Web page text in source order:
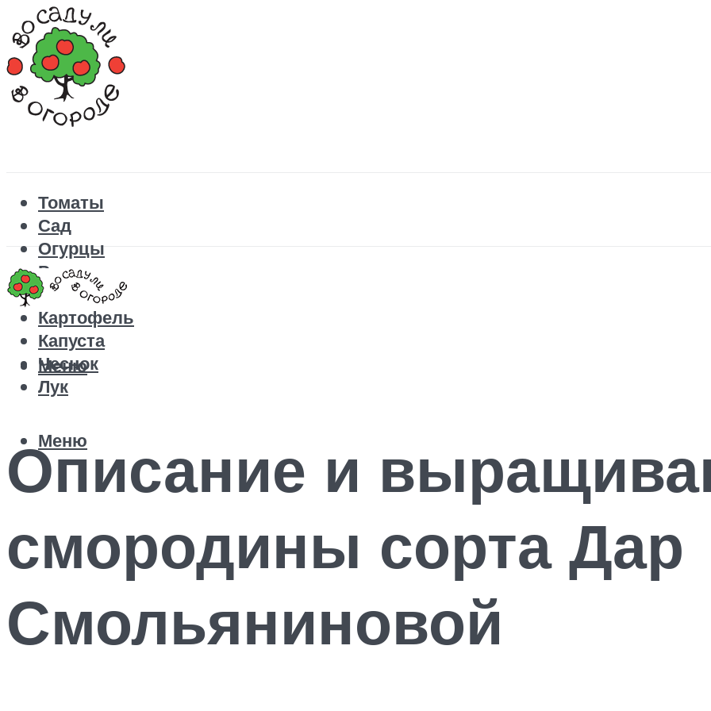
Томаты
Сад
Огурцы
Рецепты
Перец
Картофель
Капуста
Чеснок
Лук
Меню
Меню
Описание и
смородины сорта Дар
Смольяниновой